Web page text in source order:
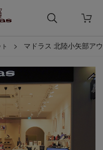
> マドラス 北陸小矢部ア